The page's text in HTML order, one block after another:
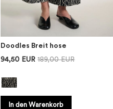
Doodles Breit hose
94,50 EUR 189,00 EUR
In den Warenkorb